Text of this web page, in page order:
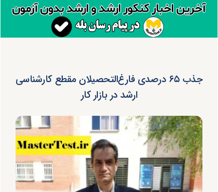
جذب ۶۵ درصدی فارغ‌التحصیلان مقطع کارشناسی
ارشد در بازار کار